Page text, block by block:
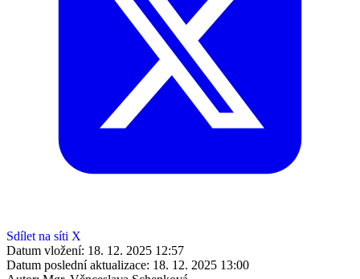
Sdílet na síti X
Datum vložení: 18. 12. 2025 12:57
Datum poslední aktualizace: 18. 12. 2025 13:00